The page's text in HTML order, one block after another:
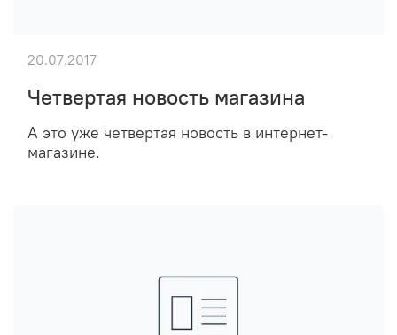
Четвертая новость магазина
А это уже четвертая новость в интернет-
магазине.
20.07.2017